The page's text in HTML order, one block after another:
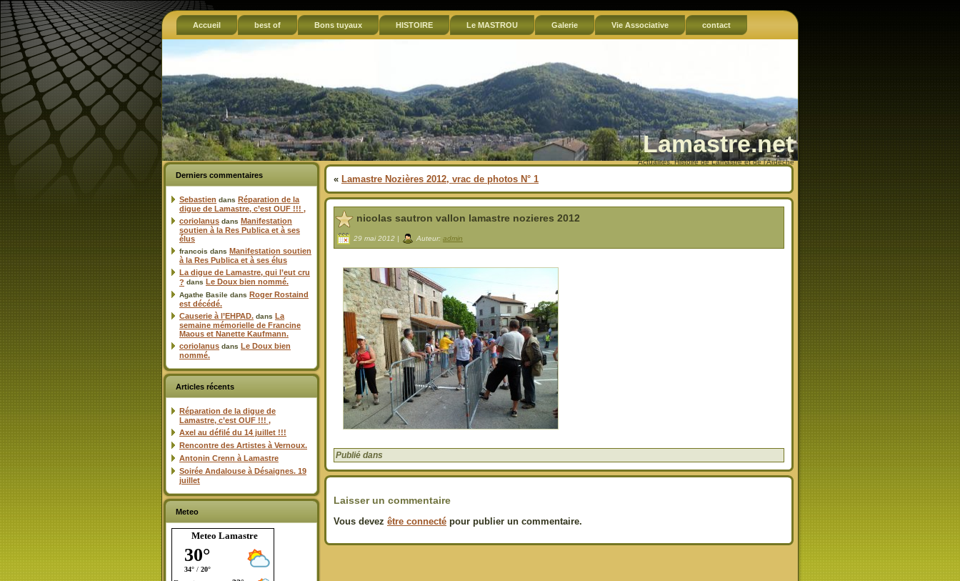
Accueil best of Bons tuyaux HISTOIRE Le MASTROU Galerie Vie Associative contact
Lamastre.net
Actualités, Histoire de Lamastre et de l'Ardèche
Derniers commentaires
Sebastien dans Réparation de la
digue de Lamastre, c’est OUF !!! ,
coriolanus dans Manifestation
soutien à la Res Publica et à ses
élus
francois dans Manifestation soutien
à la Res Publica et à ses élus
La digue de Lamastre, qui l’eut cru
? dans Le Doux bien nommé.
Agathe Basile dans Roger Rostaind
est décédé.
Causerie à l’EHPAD. dans La
semaine mémorielle de Francine
Maous et Nanette Kaufmann.
coriolanus dans Le Doux bien
nommé.
Articles récents
Réparation de la digue de
Lamastre, c’est OUF !!! ,
Axel au défilé du 14 juillet !!!
Rencontre des Artistes à Vernoux.
Antonin Crenn à Lamastre
Soirée Andalouse à Désaignes. 19
juillet
Meteo
Meteo Lamastre
« Lamastre Nozières 2012, vrac de photos N° 1
nicolas sautron vallon lamastre nozieres 2012
29 mai 2012 | Auteur: admin
Publié dans
Laisser un commentaire
Vous devez être connecté pour publier un commentaire.